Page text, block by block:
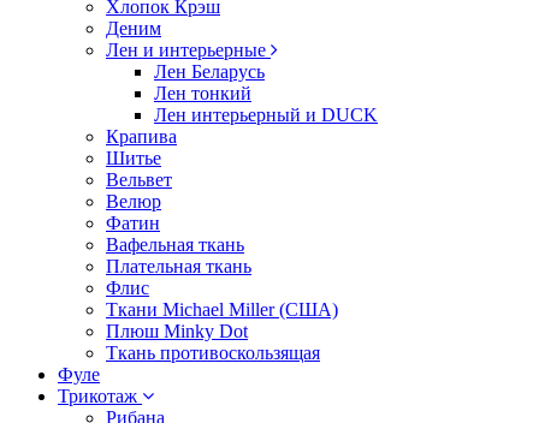
Хлопок Крэш
Деним
Лен и интерьерные
Лен Беларусь
Лен тонкий
Лен интерьерный и DUCK
Крапива
Шитье
Вельвет
Велюр
Фатин
Вафельная ткань
Плательная ткань
Флис
Ткани Michael Miller (США)
Плюш Minky Dot
Ткань противоскользящая
Фуле
Трикотаж
Рибана